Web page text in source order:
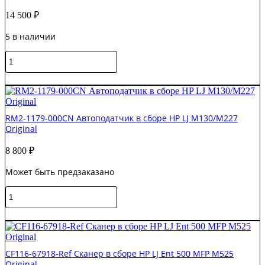
14 500 ₽
5 в наличии
Количество
товара
60112
/
C5F98-
60109
ADF
сканер
Pro
Original
RM2-1179-000CN Автоподатчик в сборе HP LJ M130/M227
Original
8 800 ₽
Может быть предзаказано
Количество
товара
1179-
000CN
Автоподатчик
в
CF116-67918-Ref Сканер в сборе HP LJ Ent 500 MFP M525